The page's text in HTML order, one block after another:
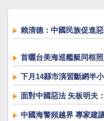
賴清德：中國民族促進
首曬台美海巡艦艇同框
下月14縣市演習斷網半
面對中國惡法 矢板明夫
中國海警頻越界 專家建